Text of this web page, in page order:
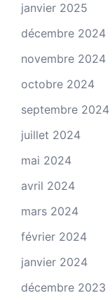
janvier 2025
décembre 2024
novembre 2024
octobre 2024
septembre 2024
juillet 2024
mai 2024
avril 2024
mars 2024
février 2024
janvier 2024
décembre 2023